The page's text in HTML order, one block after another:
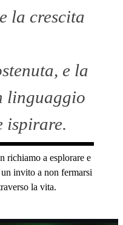
la crescita
e la
linguaggio
ispirare.
richiamo a esplorare e
invito a non fermarsi
la vita.